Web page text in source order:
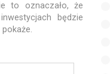
to oznaczało, że
będzie